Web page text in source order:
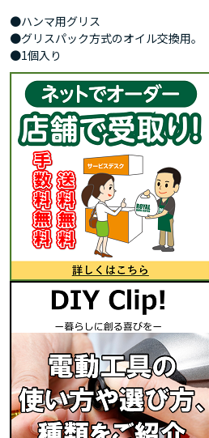
●ハンマ用グリス
●グリスパック方式のオイル交換用。
●1個入り